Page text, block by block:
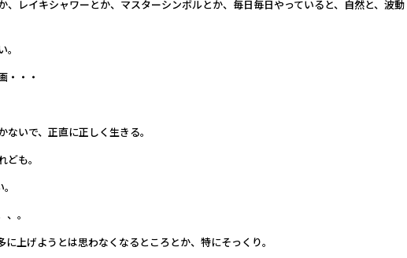
レイキシャワーとか、マスターシンボルとか、毎日毎日やっていると、自然と、波動
・・・
いで、正直に正しく生きる。
も。
。
上げようとは思わなくなるところとか、特にそっくり。